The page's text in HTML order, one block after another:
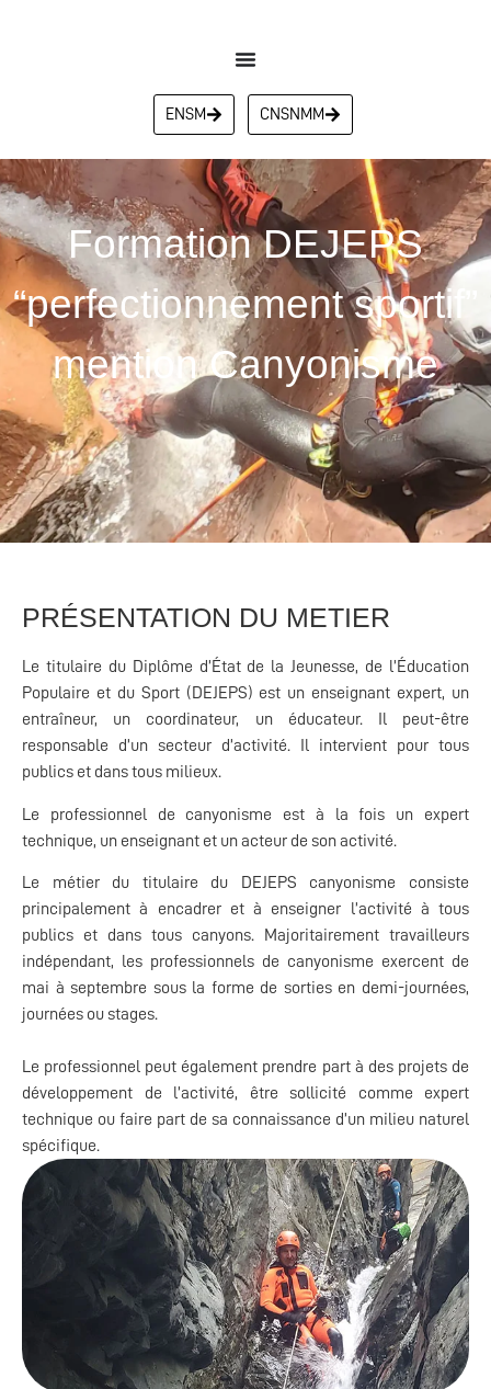
ENSM CNSNMM
Formation DEJEPS
“perfectionnement sportif”
mention Canyonisme
PRÉSENTATION DU METIER
Le titulaire du Diplôme d’État de la Jeunesse, de l’Éducation
Populaire et du Sport (DEJEPS) est un enseignant expert, un
entraîneur, un coordinateur, un éducateur. Il peut-être
responsable d’un secteur d’activité. Il intervient pour tous
publics et dans tous milieux.
Le professionnel de canyonisme est à la fois un expert
technique, un enseignant et un acteur de son activité.
Le métier du titulaire du DEJEPS canyonisme consiste
principalement à encadrer et à enseigner l’activité à tous
publics et dans tous canyons. Majoritairement travailleurs
indépendant, les professionnels de canyonisme exercent de
mai à septembre sous la forme de sorties en demi-journées,
journées ou stages.
Le professionnel peut également prendre part à des projets de
développement de l’activité, être sollicité comme expert
technique ou faire part de sa connaissance d’un milieu naturel
spécifique.